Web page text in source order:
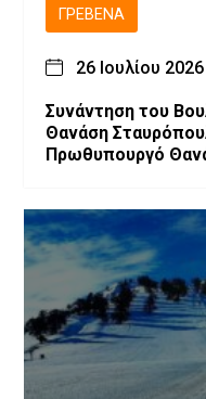
ΓΡΕΒΕΝΆ
26 Ιουλίου 2026
Συνάντηση του
Θανάση
Πρωθυπουργό